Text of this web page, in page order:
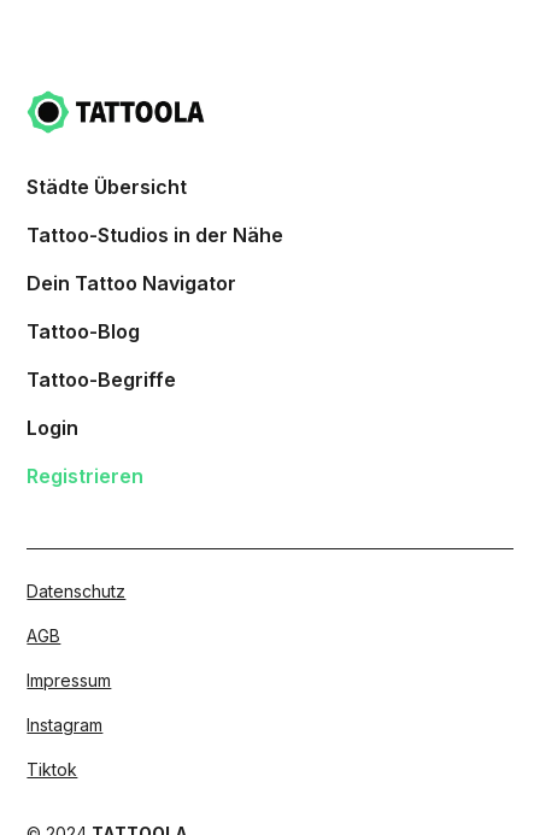
Städte Übersicht
Tattoo-Studios in der Nähe
Dein Tattoo Navigator
Tattoo-Blog
Tattoo-Begriffe
Login
Registrieren
Datenschutz
AGB
Impressum
Instagram
Tiktok